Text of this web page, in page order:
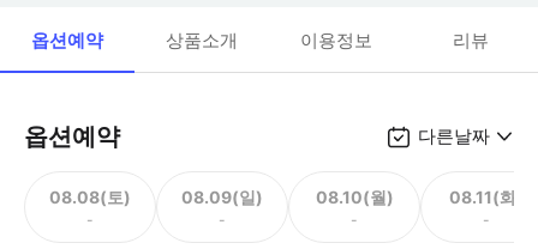
옵션예약 상품소개 이용정보 리뷰
옵션예약 다른날짜
08.08(토)
-
08.09(일)
-
08.10(월)
-
08.11(화)
-